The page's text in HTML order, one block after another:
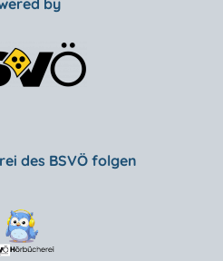
by
des BSVÖ folgen